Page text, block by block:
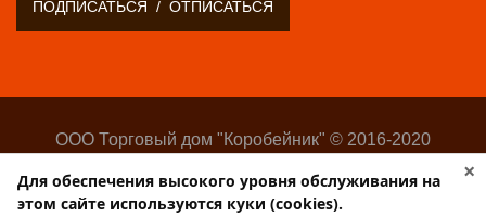
ООО Торговый дом "Коробейник" © 2016-2020
изделий
Разработка:Web-студия Websilon
×
Для обеспечения высокого уровня обслуживания на
этом сайте используются куки (cookies).